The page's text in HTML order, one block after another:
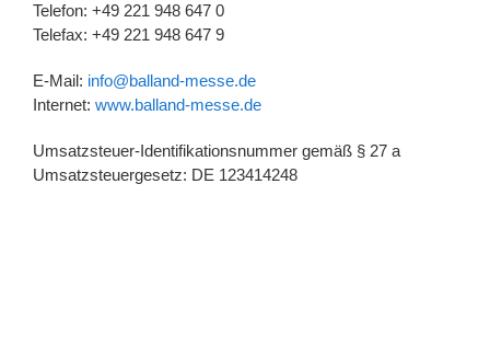
Telefon: +49 221 948 647 0
Telefax: +49 221 948 647 9
E-Mail: info@balland-messe.de
Internet: www.balland-messe.de
Umsatzsteuer-Identifikationsnummer gemäß § 27 a
Umsatzsteuergesetz: DE 123414248